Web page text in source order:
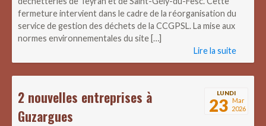
fermeture intervient dans le cadre de la réorganisation du
service de gestion des déchets de la CCGPSL. La mise aux
normes environnementales du site […]
Lire la suite
LUNDI
23 Mar
2026
2 nouvelles entreprises à
Guzargues